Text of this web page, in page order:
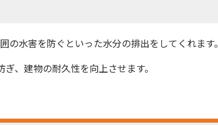
の水害を防ぐといった水分の排出をしてくれます
、建物の耐久性を向上させます。